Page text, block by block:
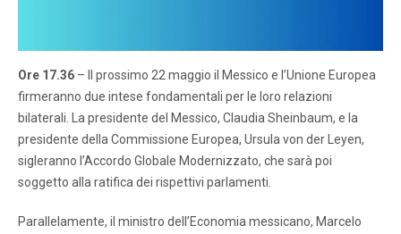
Ore 17.36 – Il prossimo 22 maggio il Messico e l’Unione Europea
firmeranno due intese fondamentali per le loro relazioni
bilaterali. La presidente del Messico, Claudia Sheinbaum, e la
presidente della Commissione Europea, Ursula von der Leyen,
sigleranno l’Accordo Globale Modernizzato, che sarà poi
soggetto alla ratifica dei rispettivi parlamenti.
Parallelamente, il ministro dell’Economia messicano, Marcelo